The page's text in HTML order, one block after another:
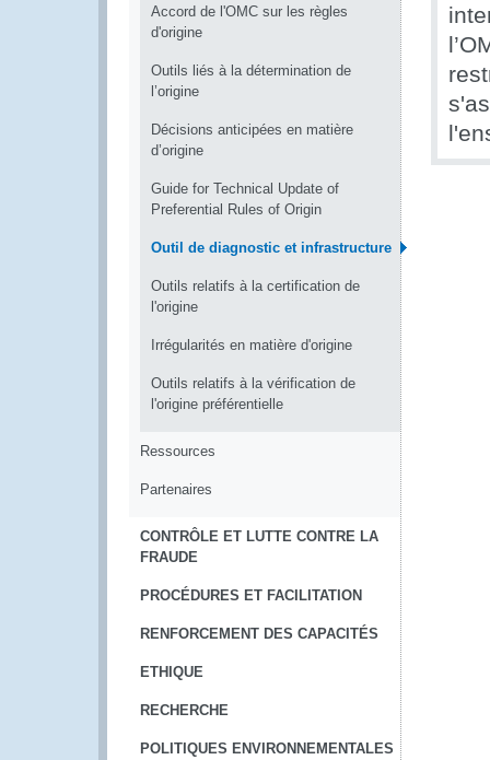
Accord de l'OMC sur les règles
d'origine
Outils liés à la détermination de
l’origine
Décisions anticipées en matière
d’origine
Guide for Technical Update of
Preferential Rules of Origin
Outil de diagnostic et infrastructure
Outils relatifs à la certification de
l'origine
Irrégularités en matière d'origine
Outils relatifs à la vérification de
l'origine préférentielle
Ressources
Partenaires
CONTRÔLE ET LUTTE CONTRE LA
FRAUDE
PROCÉDURES ET FACILITATION
RENFORCEMENT DES CAPACITÉS
ETHIQUE
RECHERCHE
POLITIQUES ENVIRONNEMENTALES